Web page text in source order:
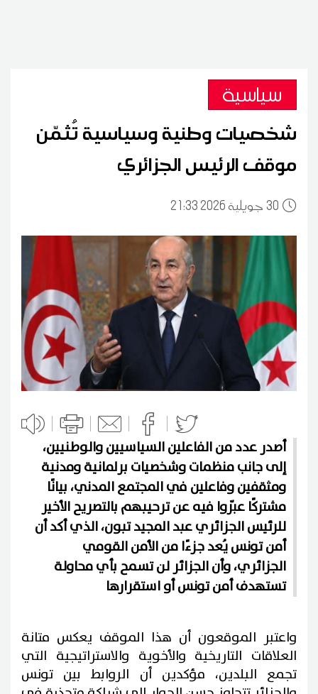
سياسية
شخصيات وطنية وسياسية تُثمّن
موقف الرئيس الجزائري
3021:33 2026 جويلية
أصدر عدد من الفاعلين السياسيين والوطنيين،
إلى جانب منظمات وشخصيات برلمانية ومدنية
ومثقفين وفاعلين في المجتمع المدني، بيانًا
مشتركًا عبّروا فيه عن ترحيبهم بالتصريح الأخير
للرئيس الجزائري عبد المجيد تبون، الذي أكد أن
أمن تونس يُعد جزءًا من الأمن القومي
الجزائري، وأن الجزائر لن تسمح بأي محاولة
تستهدف أمن تونس أو استقرارها
واعتبر الموقعون أن هذا الموقف يعكس متانة
العلاقات التاريخية والأخوية والاستراتيجية التي
تجمع البلدين، مؤكدين أن الروابط بين تونس